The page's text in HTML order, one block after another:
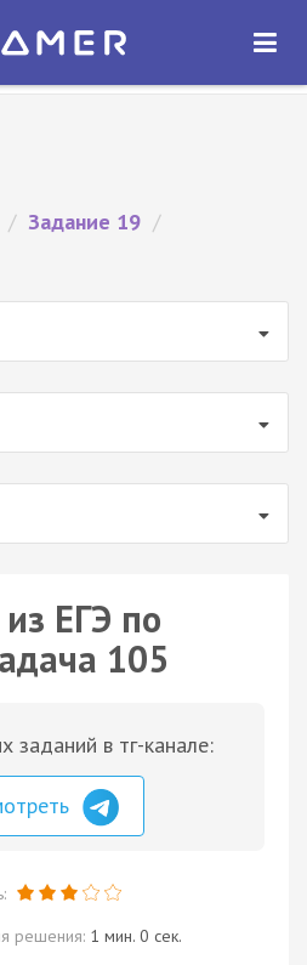
ОТКРЫТЬ
/ Задание 19 /
ЕГЭ по
105
заданий в тг-канале:
решения: 1 мин. 0 сек.